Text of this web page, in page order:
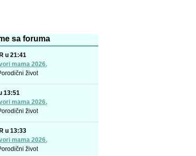
sa foruma
u 21:41
mama 2026.
život
13:51
mama 2026.
život
u 13:33
mama 2026.
život